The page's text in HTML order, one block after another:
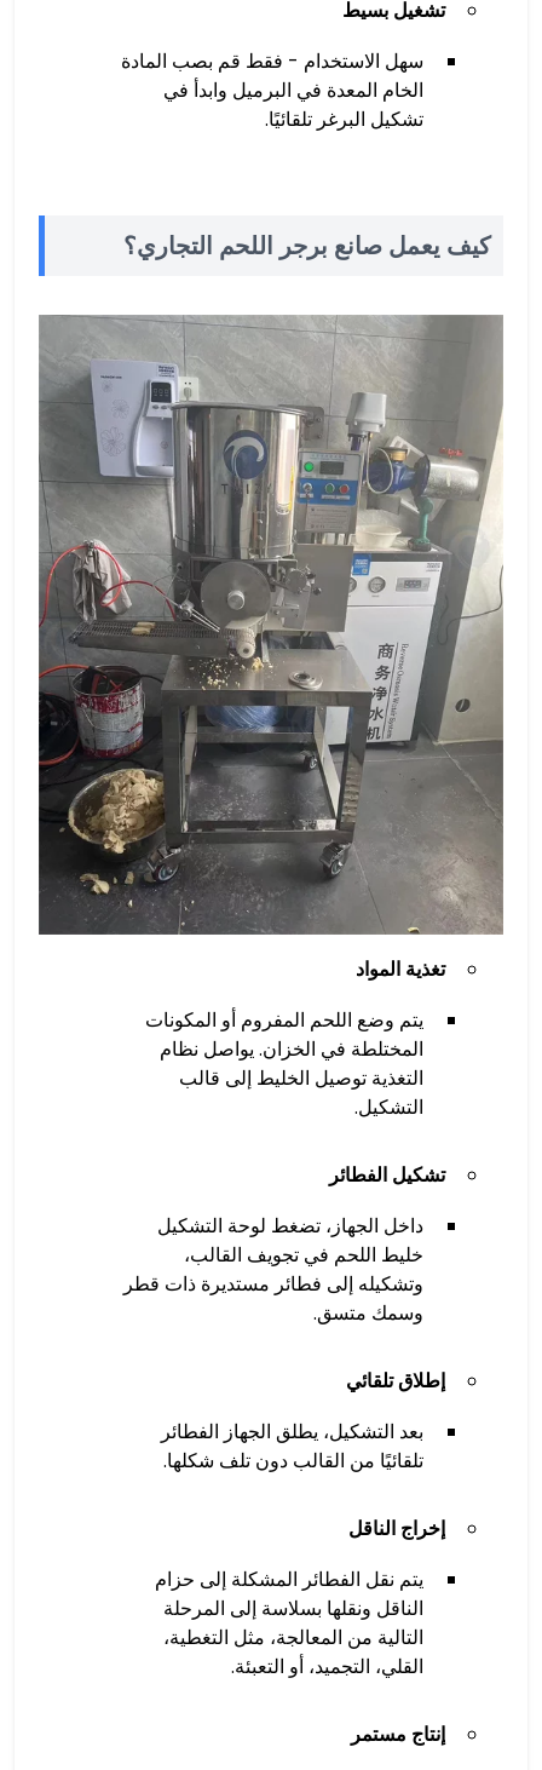
تشغيل بسيط
سهل الاستخدام - فقط قم بصب المادة
الخام المعدة في البرميل وابدأ في
تشكيل البرغر تلقائيًا.
كيف يعمل صانع برجر اللحم التجاري؟
تغذية المواد
يتم وضع اللحم المفروم أو المكونات
المختلطة في الخزان. يواصل نظام
التغذية توصيل الخليط إلى قالب
التشكيل.
تشكيل الفطائر
داخل الجهاز، تضغط لوحة التشكيل
خليط اللحم في تجويف القالب،
وتشكيله إلى فطائر مستديرة ذات قطر
وسمك متسق.
إطلاق تلقائي
بعد التشكيل، يطلق الجهاز الفطائر
تلقائيًا من القالب دون تلف شكلها.
إخراج الناقل
يتم نقل الفطائر المشكلة إلى حزام
الناقل ونقلها بسلاسة إلى المرحلة
التالية من المعالجة، مثل التغطية،
القلي، التجميد، أو التعبئة.
إنتاج مستمر